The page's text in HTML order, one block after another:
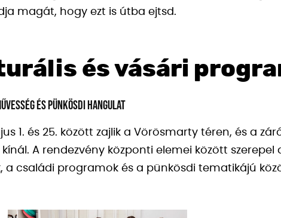
magát, hogy ezt is útba ejtsd.
és vásári
és pünkösdi hangulat
1. és 25. között zajlik a Vörösmarty téren, és a
A rendezvény központi elemei között szerepel
a családi programok és a pünkösdi tematikájú